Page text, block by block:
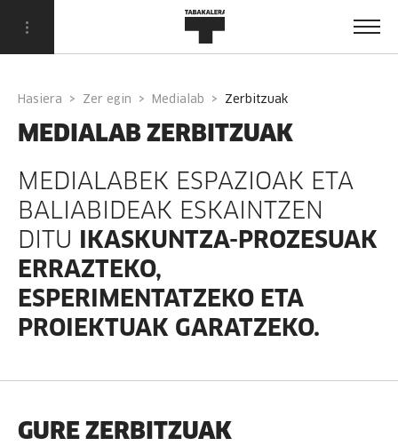
Hasiera Zer egin Medialab zerbitzuak
MEDIALAB ZERBITZUAK
MEDIALABEK ESPAZIOAK ETA
BALIABIDEAK ESKAINTZEN
DITU
IKASKUNTZA-PROZESUAK
ERRAZTEKO,
ESPERIMENTATZEKO ETA
PROIEKTUAK GARATZEKO.
GURE ZERBITZUAK